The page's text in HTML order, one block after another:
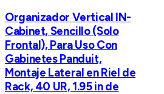
Organizador Vertical IN-
Cabinet, Sencillo (Solo
Frontal), Para Uso Con
Gabinetes Panduit,
Montaje Lateral en Riel de
Rack, 40 UR, 1.95 in de